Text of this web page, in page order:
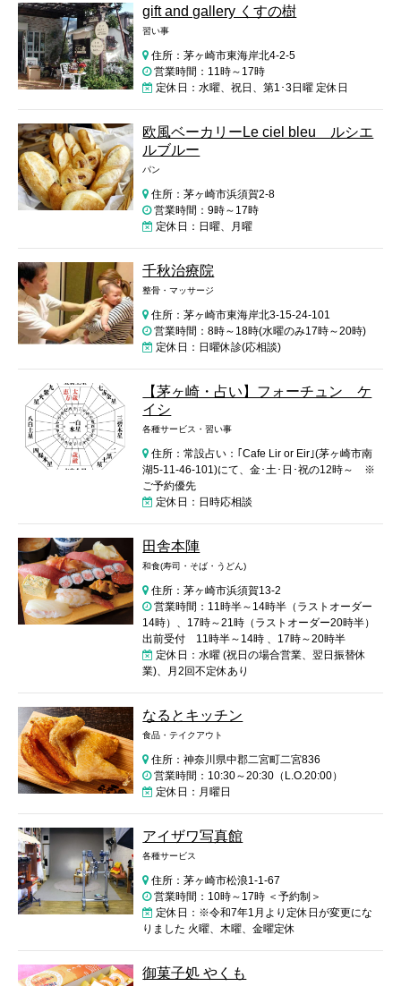
gift and gallery くすの樹
習い事
住所：茅ヶ崎市東海岸北4-2-5
営業時間：11時～17時
定休日：水曜、祝日、第1･3日曜 定休日
欧風ベーカリーLe ciel bleu ルシエ
ルブルー
パン
住所：茅ヶ崎市浜須賀2-8
営業時間：9時～17時
定休日：日曜、月曜
千秋治療院
整骨・マッサージ
住所：茅ヶ崎市東海岸北3-15-24-101
営業時間：8時～18時(水曜のみ17時～20時)
定休日：日曜休診(応相談)
【茅ヶ崎・占い】フォーチュン ケ
イシ
各種サービス・習い事
住所：常設占い：｢Cafe Lir or Eir｣(茅ヶ崎市南
湖5-11-46-101)にて、金･土･日･祝の12時～ ※
ご予約優先
定休日：日時応相談
田舎本陣
和食(寿司・そば・うどん)
住所：茅ヶ崎市浜須賀13-2
営業時間：11時半～14時半（ラストオーダー
14時）、17時～21時（ラストオーダー20時半）
出前受付 11時半～14時 、17時～20時半
定休日：水曜 (祝日の場合営業、翌日振替休
業)、月2回不定休あり
なるとキッチン
食品・テイクアウト
住所：神奈川県中郡二宮町二宮836
営業時間：10:30～20:30（L.O.20:00）
定休日：月曜日
アイザワ写真館
各種サービス
住所：茅ヶ崎市松浪1-1-67
営業時間：10時～17時 ＜予約制＞
定休日：※令和7年1月より定休日が変更にな
りました 火曜、木曜、金曜定休
御菓子処 やくも